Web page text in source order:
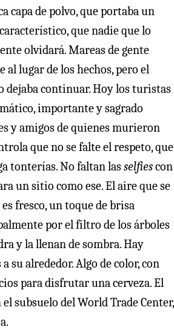
capa de polvo, que portaba un
que nadie que lo
olvidará. Mareas de gente
al lugar de los hechos, pero el
dejaba continuar. Hoy los turistas
importante y sagrado
y amigos de quienes murieron
que no se falte el respeto, que
tonterías. No faltan lasselfiescon
un sitio como ese. El aire que se
fresco, un toque de brisa
por el filtro de los árboles
y la llenan de sombra. Hay
su alrededor. Algo de color, con
para disfrutar una cerveza. El
subsuelo del World Trade Center,